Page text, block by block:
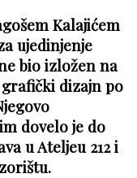
Kalajićem
ujedinjenje
bio izložen na
dizajn po
dovelo je do
u Ateljeu 212 i